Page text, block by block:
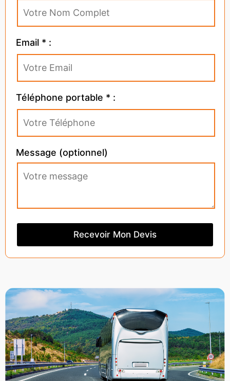
Email * :
Téléphone portable * :
Message (optionnel)